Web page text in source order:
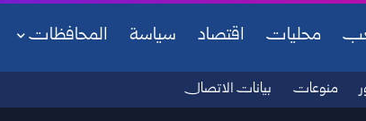
محليات اقتصاد سياسة المحافظات
منوعات بيانات الاتصال